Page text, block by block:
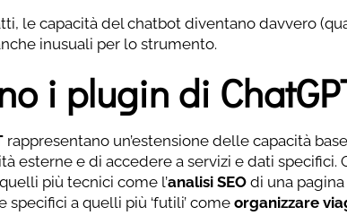
le capacità del chatbot diventano davvero
inusuali per lo strumento.
i plugin di
rappresentano un’estensione delle capacità
esterne e di accedere a servizi e dati specifici.
più tecnici come l’analisi SEO di una
specifici a quelli più ‘futili’ come organizzare